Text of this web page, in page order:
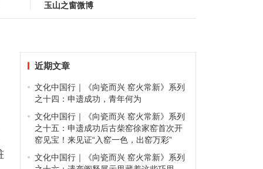
玉山之窗微博
近期文章
文化中国行｜《向瓷而兴 窑火常新》系列
之十四：申遗成功，青年何为
文化中国行｜《向瓷而兴 窑火常新》系列
之十五：申遗成功后古柴窑徐家窑首次开
窑见宝！来见证“入窑一色，出窑万彩”
文化中国行｜《向瓷而兴 窑火常新》系列